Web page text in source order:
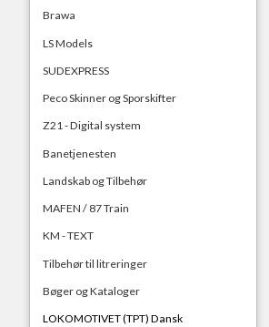
Brawa
LS Models
SUDEXPRESS
Peco Skinner og Sporskifter
Z21 - Digital system
Banetjenesten
Landskab og Tilbehør
MAFEN / 87 Train
KM - TEXT
Tilbehør til litreringer
Bøger og Kataloger
LOKOMOTIVET (TPT) Dansk